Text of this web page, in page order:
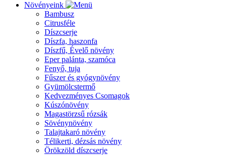
Növényeink
Bambusz
Citrusféle
Díszcserje
Díszfa, haszonfa
Díszfű, Évelő növény
Eper palánta, szamóca
Fenyő, tuja
Fűszer és gyógynövény
Gyümölcstermő
Kedvezményes Csomagok
Kúszónövény
Magastörzsű rózsák
Sövénynövény
Talajtakaró növény
Télikerti, dézsás növény
Örökzöld díszcserje